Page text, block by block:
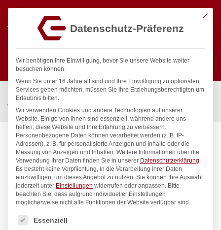
Suchen
Start / Gastronomiebedarf & Gastro Geräte für Profis
Wassertechnik
Wannenauslauf pro Wannen-Rohreinlauf 1/2″
Mit
Datenschutz-Präferenz
Wir benötigen Ihre Einwilligung, bevor Sie unsere Website weiter
besuchen können.
Wenn Sie unter 16 Jahre alt sind und Ihre Einwilligung zu optionalen
Services geben möchten, müssen Sie Ihre Erziehungsberechtigten um
Erlaubnis bitten.
Wir verwenden Cookies und andere Technologien auf unserer
Website. Einige von ihnen sind essenziell, während andere uns
helfen, diese Website und Ihre Erfahrung zu verbessern.
Personenbezogene Daten können verarbeitet werden (z. B. IP-
Adressen), z. B. für personalisierte Anzeigen und Inhalte oder die
Messung von Anzeigen und Inhalten. Weitere Informationen über die
Verwendung Ihrer Daten finden Sie in unserer Datenschutzerklärung.
Es besteht keine Verpflichtung, in die Verarbeitung Ihrer Daten
einzuwilligen, um dieses Angebot zu nutzen. Sie können Ihre Auswahl
jederzeit unter Einstellungen widerrufen oder anpassen. Bitte
beachten Sie, dass aufgrund individueller Einstellungen
möglicherweise nicht alle Funktionen der Website verfügbar sind.
Es folgt eine Liste der Service-Gruppen, für die eine
Essenziell